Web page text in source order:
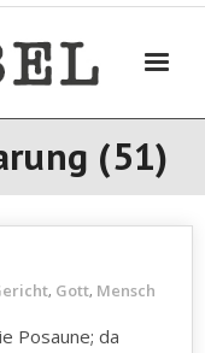
(51)
, Gott, Mensch
Posaune; da